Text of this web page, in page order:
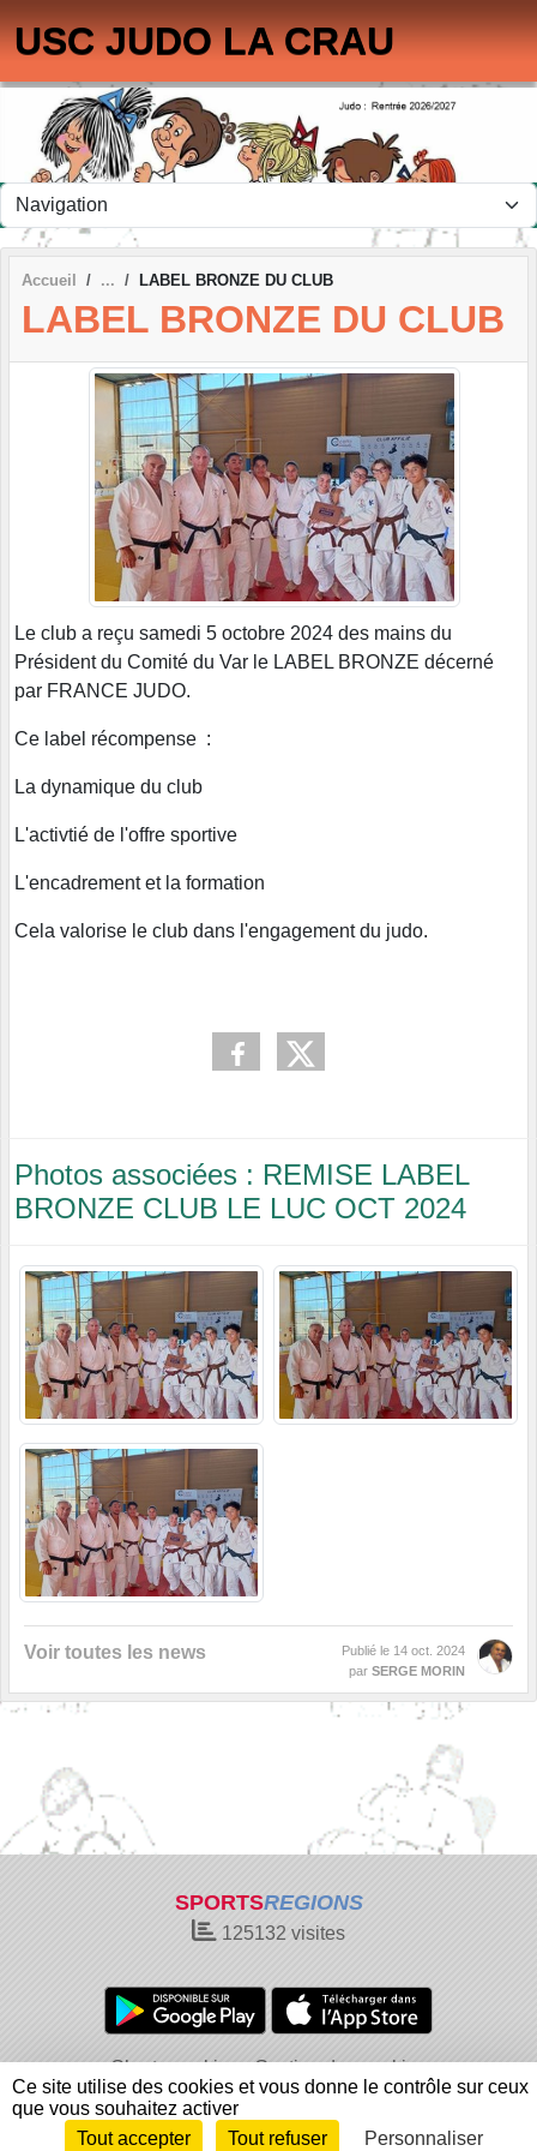
USC JUDO LA CRAU
Accueil LABEL BRONZE DU CLUB
LABEL BRONZE DU CLUB
Le club a reçu samedi 5 octobre 2024 des mains du
Président du Comité du Var le LABEL BRONZE décerné
par FRANCE JUDO.
Ce label récompense :
La dynamique du club
L'activtié de l'offre sportive
L'encadrement et la formation
Cela valorise le club dans l'engagement du judo.
Photos associées : REMISE LABEL
BRONZE CLUB LE LUC OCT 2024
Voir toutes les news Publié le 14 oct. 2024
par SERGE MORIN
SPORTSREGIONS
125132 visites
Charte cookies
Gestion des cookies
Informations légales
Signaler un contenu inapproprié
Envie de participer ? Connexion
Ce site utilise des cookies et vous donne le contrôle sur ceux
que vous souhaitez activer
Tout accepter
Tout refuser Personnaliser